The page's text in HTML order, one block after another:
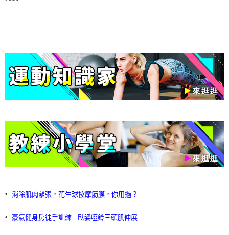
• 消除肌肉緊張，花生球按摩筋膜，你用過？
• 豪氣健身房徒手訓練 - 臥姿啞鈴三頭肌伸展